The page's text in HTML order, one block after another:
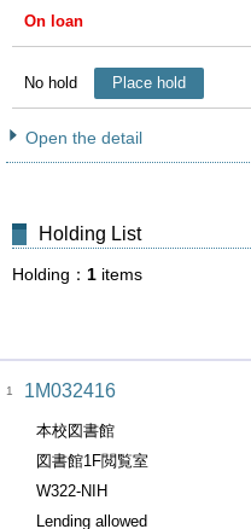
On loan
No hold Place hold
Open the detail
Holding List
Holding 1 items
1 1M032416
本校図書館
図書館1F閲覧室
W322-NIH
Lending allowed